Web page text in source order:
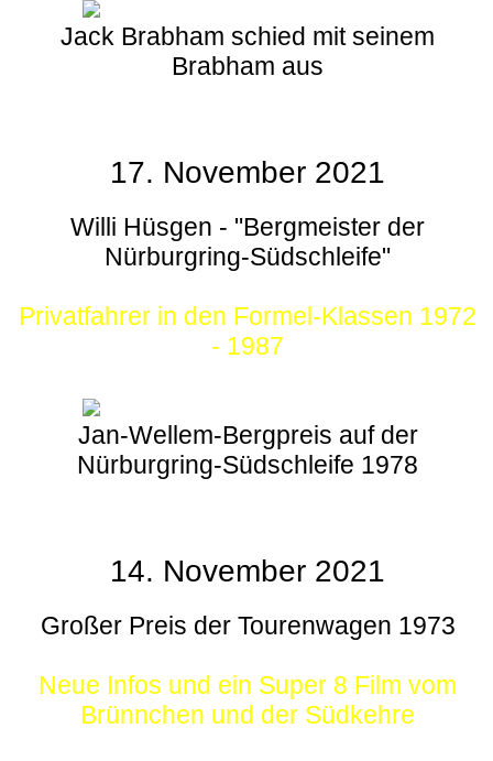
Jack Brabham schied mit seinem
Brabham aus
17. November 2021
Willi Hüsgen - "Bergmeister der
Nürburgring-Südschleife"
Privatfahrer in den Formel-Klassen 1972
- 1987
Jan-Wellem-Bergpreis auf der
Nürburgring-Südschleife 1978
14. November 2021
Großer Preis der Tourenwagen 1973
Neue Infos und ein Super 8 Film vom
Brünnchen und der Südkehre